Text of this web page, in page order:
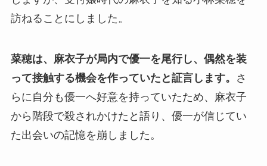
訪ねることにしました。
菜穂は、麻衣子が局内で優一を尾行し、偶然を装
って接触する機会を作っていたと証言します。
さ
らに自分も優一へ好意を持っていたため、麻衣子
から階段で殺されかけたと語り、優一が信じてい
た出会いの記憶を崩しました。